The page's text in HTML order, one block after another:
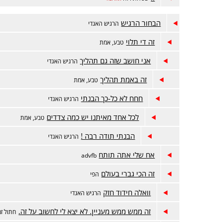
הבחור הרגיש הרגיש האגדי
זה די תלוי טבע, אמת
אני חושב שזה גם תהליך הרגיש האגדי
זה באמת תהליך טבע, אמת
חחח לא כל-כך הבנתי הרגיש האגדי
לכל אחד מאיתנו יש כמה צדדים טבע, אמת
הבנתי תודה רבה ! הרגיש האגדי
אח שלי אתה תותח advfb
זה הכי גברי בעולם הפי
וואלה חידוד חזק הרגיש האגדי
זה ממש ממש מעניין. לא יצא לי לחשוב על זה. חתול